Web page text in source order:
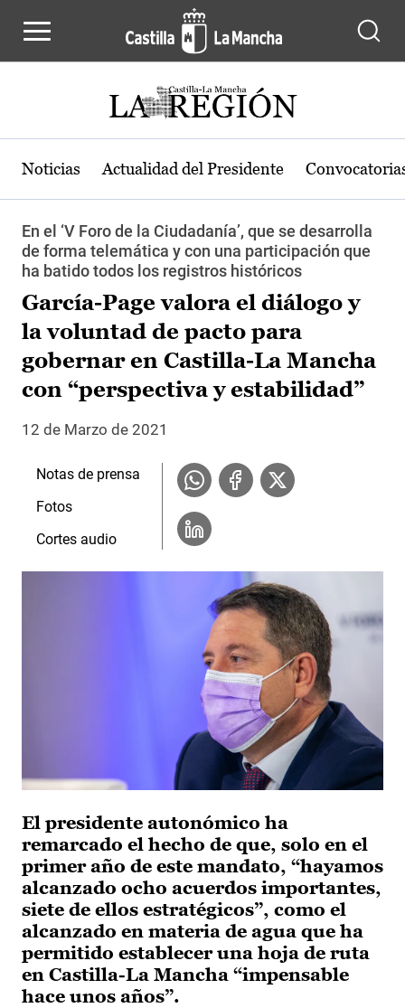
Noticias Actualidad del Presidente
En el ‘V Foro de la Ciudadanía’, que se desarrolla
de forma telemática y con una participación que
ha batido todos los registros históricos
García-Page valora el diálogo y
la voluntad de pacto para
gobernar en Castilla-La Mancha
con “perspectiva y estabilidad”
12 de Marzo de 2021
El presidente autonómico ha
remarcado el hecho de que, solo en el
primer año de este mandato, “hayamos
alcanzado ocho acuerdos importantes,
siete de ellos estratégicos”, como el
alcanzado en materia de agua que ha
permitido establecer una hoja de ruta
en Castilla-La Mancha “impensable
hace unos años”.
Notas de prensa
Fotos
Cortes audio